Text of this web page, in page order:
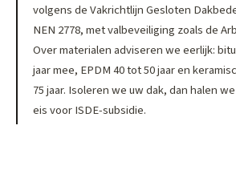
volgens de Vakrichtlijn Gesloten
NEN 2778, met valbeveiliging zoals de
Over materialen adviseren we eerlijk:
jaar mee, EPDM 40 tot 50 jaar en
75 jaar. Isoleren we uw dak, dan halen
eis voor ISDE-subsidie.